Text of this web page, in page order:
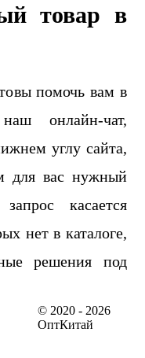
товар в
помочь вам в
онлайн-чат,
углу сайта,
для вас нужный
касается
нет в каталоге,
решения под
© 2020 - 2026
ОптКитай